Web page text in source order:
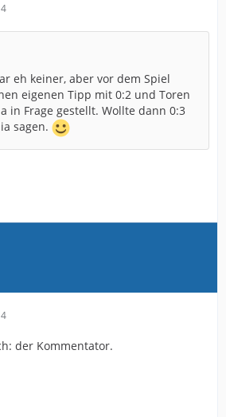
eh keiner, aber vor dem Spiel
eigenen Tipp mit 0:2 und Toren
in Frage gestellt. Wollte dann 0:3
sagen.
der Kommentator.